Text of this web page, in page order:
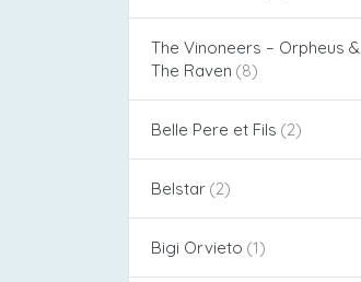
The Vinoneers – Orpheus &
The Raven
Belle Pere et Fils
Belstar
Bigi Orvieto